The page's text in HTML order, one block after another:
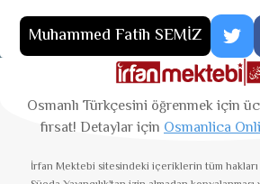
Muhammed Fatih SEMİZ
Osmanlı Türkçesini öğrenmek için
fırsat! Detaylar için Osmanlica
İrfan Mektebi sitesindeki içeriklerin tüm hakları